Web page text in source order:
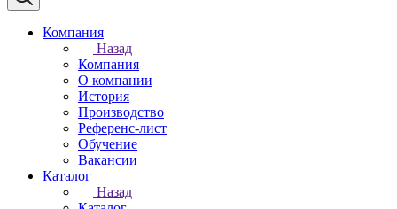
Компания
Назад
Компания
О компании
История
Производство
Референс-лист
Обучение
Вакансии
Каталог
Назад